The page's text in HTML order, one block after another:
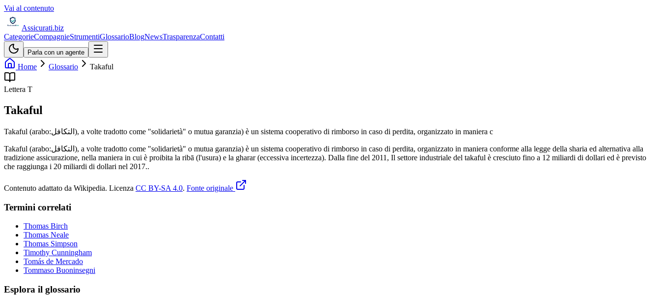
Vai al contenuto
Assicurati.biz
CategorieCompagnieStrumentiGlossarioBlogNewsTrasparenzaContatti
Parla con un agente
Home Glossario Takaful
Lettera T
Takaful
Takaful (arabo:التكافل), a volte tradotto come "solidarietà" o mutua garanzia) è un sistema cooperativo di rimborso in caso di perdita, organizzato in maniera c
Takaful (arabo:التكافل), a volte tradotto come "solidarietà" o mutua garanzia) è un sistema cooperativo di rimborso in caso di perdita, organizzato in maniera conforme alla legge della sharia ed alternativa alla
tradizione assicurazione, nella maniera in cui è proibita la ribā (l'usura) e la gharar (eccessiva incertezza). Dalla fine del 2011, Il settore industriale del takaful è cresciuto fino a 12 miliardi di dollari ed è previsto
che raggiunga i 20 miliardi di dollari nel 2017..
Contenuto adattato da Wikipedia. Licenza CC BY-SA 4.0. Fonte originale
Termini correlati
Thomas Birch
Thomas Neale
Thomas Simpson
Timothy Cunningham
Tomás de Mercado
Tommaso Buoninsegni
Esplora il glossario